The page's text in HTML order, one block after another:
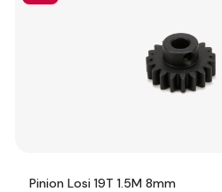
Pinion Losi 19T 1.5M 8mm